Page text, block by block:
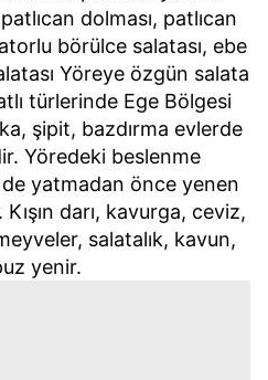
dolması, patlıcan
börülce salatası, ebe
Yöreye özgün salata
türlerinde Ege Bölgesi
şipit, bazdırma evlerde
Yöredeki beslenme
de yatmadan önce yenen
darı, kavurga, ceviz,
salatalık, kavun,
yenir.